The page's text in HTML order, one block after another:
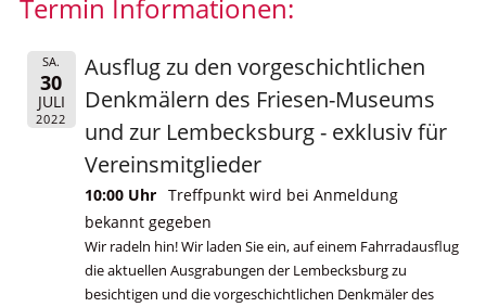
Termin Informationen:
SA.
30
JULI
2022
Ausflug zu den vorgeschichtlichen
Denkmälern des Friesen-Museums
und zur Lembecksburg - exklusiv für
Vereinsmitglieder
10:00 Uhr Treffpunkt wird bei Anmeldung
bekannt gegeben
Wir radeln hin! Wir laden Sie ein, auf einem Fahrradausflug
die aktuellen Ausgrabungen der Lembecksburg zu
besichtigen und die vorgeschichtlichen Denkmäler des